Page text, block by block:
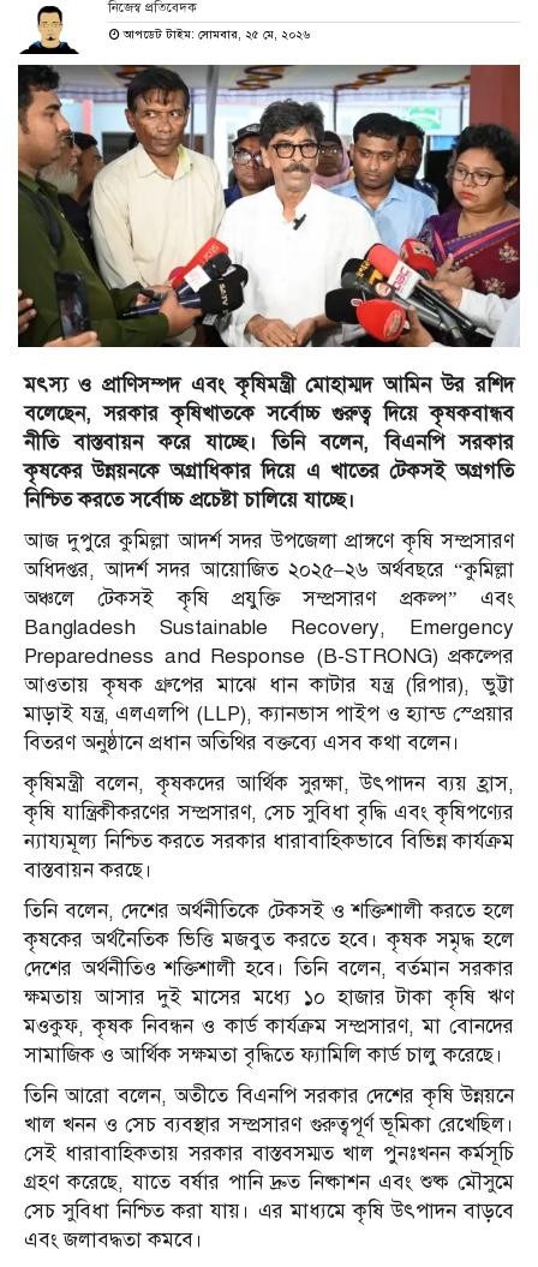
নিজেস্ব প্রতিবেদক
আপডেট টাইম: সোমবার, ২৫ মে, ২০২৬
মৎস্য ও প্রাণিসম্পদ এবং কৃষিমন্ত্রী মোহাম্মদ আমিন উর রশিদ
বলেছেন, সরকার কৃষিখাতকে সর্বোচ্চ গুরুত্ব দিয়ে কৃষকবান্ধব
নীতি বাস্তবায়ন করে যাচ্ছে। তিনি বলেন, বিএনপি সরকার
কৃষকের উন্নয়নকে অগ্রাধিকার দিয়ে এ খাতের টেকসই অগ্রগতি
নিশ্চিত করতে সর্বোচ্চ প্রচেষ্টা চালিয়ে যাচ্ছে।
আজ দুপুরে কুমিল্লা আদর্শ সদর উপজেলা প্রাঙ্গণে কৃষি সম্প্রসারণ
অধিদপ্তর, আদর্শ সদর আয়োজিত ২০২৫–২৬ অর্থবছরে “কুমিল্লা
অঞ্চলে টেকসই কৃষি প্রযুক্তি সম্প্রসারণ প্রকল্প” এবং
Bangladesh Sustainable Recovery, Emergency
Preparedness and Response (B-STRONG) প্রকল্পের
আওতায় কৃষক গ্রুপের মাঝে ধান কাটার যন্ত্র (রিপার), ভুট্টা
মাড়াই যন্ত্র, এলএলপি (LLP), ক্যানভাস পাইপ ও হ্যান্ড স্প্রেয়ার
বিতরণ অনুষ্ঠানে প্রধান অতিথির বক্তব্যে এসব কথা বলেন।
কৃষিমন্ত্রী বলেন, কৃষকদের আর্থিক সুরক্ষা, উৎপাদন ব্যয় হ্রাস,
কৃষি যান্ত্রিকীকরণের সম্প্রসারণ, সেচ সুবিধা বৃদ্ধি এবং কৃষিপণ্যের
ন্যায্যমূল্য নিশ্চিত করতে সরকার ধারাবাহিকভাবে বিভিন্ন কার্যক্রম
বাস্তবায়ন করছে।
তিনি বলেন, দেশের অর্থনীতিকে টেকসই ও শক্তিশালী করতে হলে
কৃষকের অর্থনৈতিক ভিত্তি মজবুত করতে হবে। কৃষক সমৃদ্ধ হলে
দেশের অর্থনীতিও শক্তিশালী হবে। তিনি বলেন, বর্তমান সরকার
ক্ষমতায় আসার দুই মাসের মধ্যে ১০ হাজার টাকা কৃষি ঋণ
মওকুফ, কৃষক নিবন্ধন ও কার্ড কার্যক্রম সম্প্রসারণ, মা বোনদের
সামাজিক ও আর্থিক সক্ষমতা বৃদ্ধিতে ফ্যামিলি কার্ড চালু করেছে।
তিনি আরো বলেন, অতীতে বিএনপি সরকার দেশের কৃষি উন্নয়নে
খাল খনন ও সেচ ব্যবস্থার সম্প্রসারণ গুরুত্বপূর্ণ ভূমিকা রেখেছিল।
সেই ধারাবাহিকতায় সরকার বাস্তবসম্মত খাল পুনঃখনন কর্মসূচি
গ্রহণ করেছে, যাতে বর্ষার পানি দ্রুত নিষ্কাশন এবং শুষ্ক মৌসুমে
সেচ সুবিধা নিশ্চিত করা যায়। এর মাধ্যমে কৃষি উৎপাদন বাড়বে
এবং জলাবদ্ধতা কমবে।